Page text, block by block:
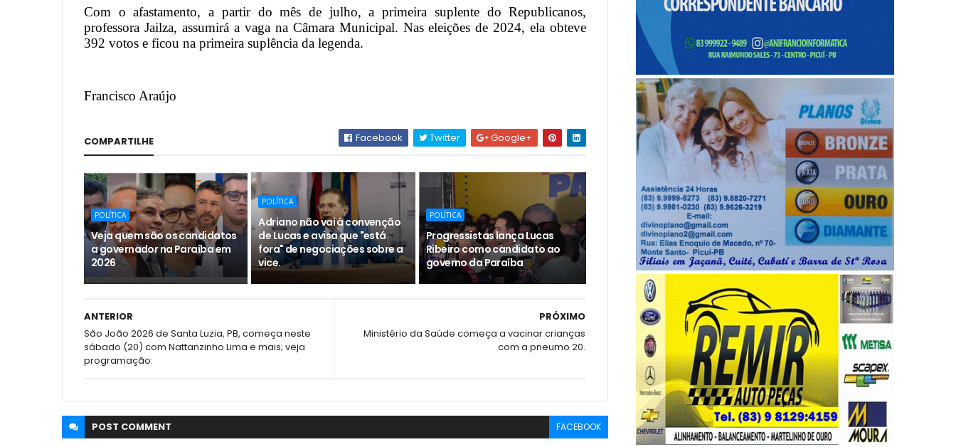
Com o afastamento, a partir do mês de julho, a primeira suplente do Republicanos,
professora Jailza, assumirá a vaga na Câmara Municipal. Nas eleições de 2024, ela obteve
392 votos e ficou na primeira suplência da legenda.
Francisco Araújo
COMPARTILHE Facebook Twitter Google+
POLÍTICA
Veja quem são os candidatos
a governador na Paraíba em
2026
POLÍTICA
Adriano não vai à convenção
de Lucas e avisa que "está
fora" de negociações sobre a
vice.
POLÍTICA
Progressistas lança Lucas
Ribeiro como candidato ao
governo da Paraíba
PRÓXIMO
Ministério da Saúde começa a vacinar crianças
com a pneumo 20.
ANTERIOR
São João 2026 de Santa Luzia, PB, começa neste
sábado (20) com Nattanzinho Lima e mais; veja
programação:
POST COMMENT FACEBOOK